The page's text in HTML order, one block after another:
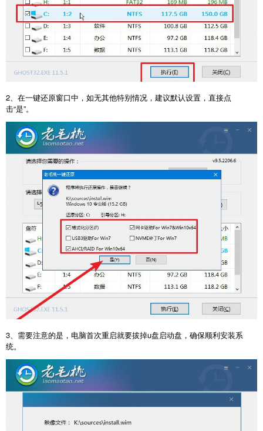
2、在一键还原窗口中，如无其他特别情况，建议默认设置，直接点
击“是”。
3、需要注意的是，电脑首次重启就要拔掉u盘启动盘，确保顺利安装系
统。